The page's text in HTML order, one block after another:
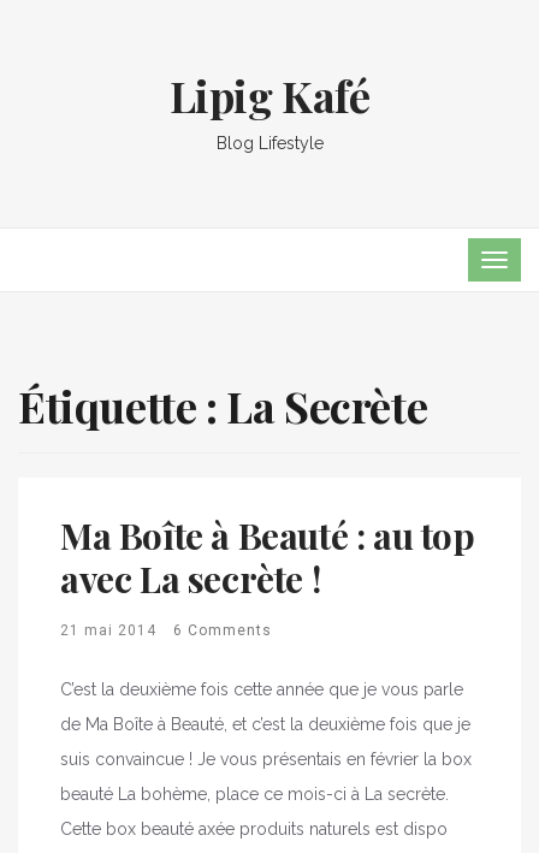
Lipig Kafé
Blog Lifestyle
Étiquette : La Secrète
Ma Boîte à Beauté : au top
avec La secrète !
21 mai 2014 6 Comments
C’est la deuxième fois cette année que je vous parle
de Ma Boîte à Beauté, et c’est la deuxième fois que je
suis convaincue ! Je vous présentais en février la box
beauté La bohème, place ce mois-ci à La secrète.
Cette box beauté axée produits naturels est dispo